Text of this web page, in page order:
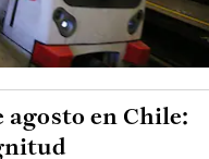
agosto en Chile: